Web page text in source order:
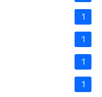
1
1
1
1